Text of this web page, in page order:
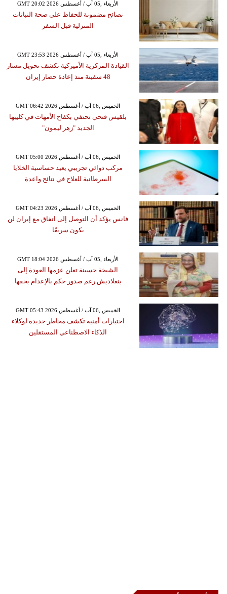
GMT 20:02 2026 الأربعاء ,05 آب / أغسطس
نصائح مضمونة للحفاظ على صحة النباتات
المنزلية قبل السفر
GMT 23:53 2026 الأربعاء ,05 آب / أغسطس
القيادة المركزية الأميركية تكشف تحويل مسار
48 سفينة منذ إعادة حصار إيران
GMT 06:42 2026 الخميس ,06 آب / أغسطس
بلقيس فتحي تحتفي بكفاح الأمهات في كليبها
الجديد "زهر ليمون"
GMT 05:00 2026 الخميس ,06 آب / أغسطس
مركب دوائي تجريبي يعيد حساسية الخلايا
السرطانية للعلاج في نتائج واعدة
GMT 04:23 2026 الخميس ,06 آب / أغسطس
فانس يؤكد أن التوصل إلى اتفاق مع إيران لن
يكون سريعًا
GMT 18:04 2026 الأربعاء ,05 آب / أغسطس
الشيخة حسينة تعلن عزمها العودة إلى
بنغلاديش رغم صدور حكم بالإعدام بحقها
GMT 05:43 2026 الخميس ,06 آب / أغسطس
اختبارات أمنية تكشف مخاطر جديدة لوكلاء
الذكاء الاصطناعي المستقلين